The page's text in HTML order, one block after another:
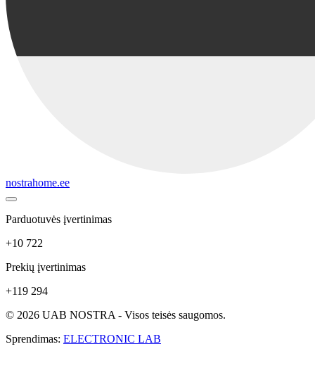
nostrahome.ee
Parduotuvės įvertinimas
+10 722
Prekių įvertinimas
+119 294
© 2026 UAB NOSTRA - Visos teisės saugomos.
Sprendimas: ELECTRONIC LAB